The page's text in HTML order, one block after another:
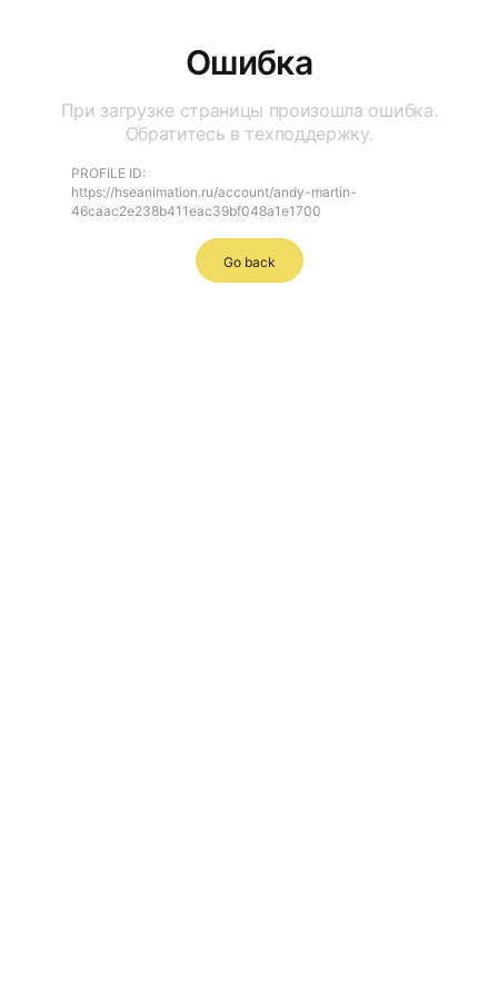
Ошибка
При загрузке страницы произошла ошибка.
Обратитесь в техподдержку.
PROFILE ID:
https://hseanimation.ru/account/andy-martin-
46caac2e238b411eac39bf048a1e1700
Go back